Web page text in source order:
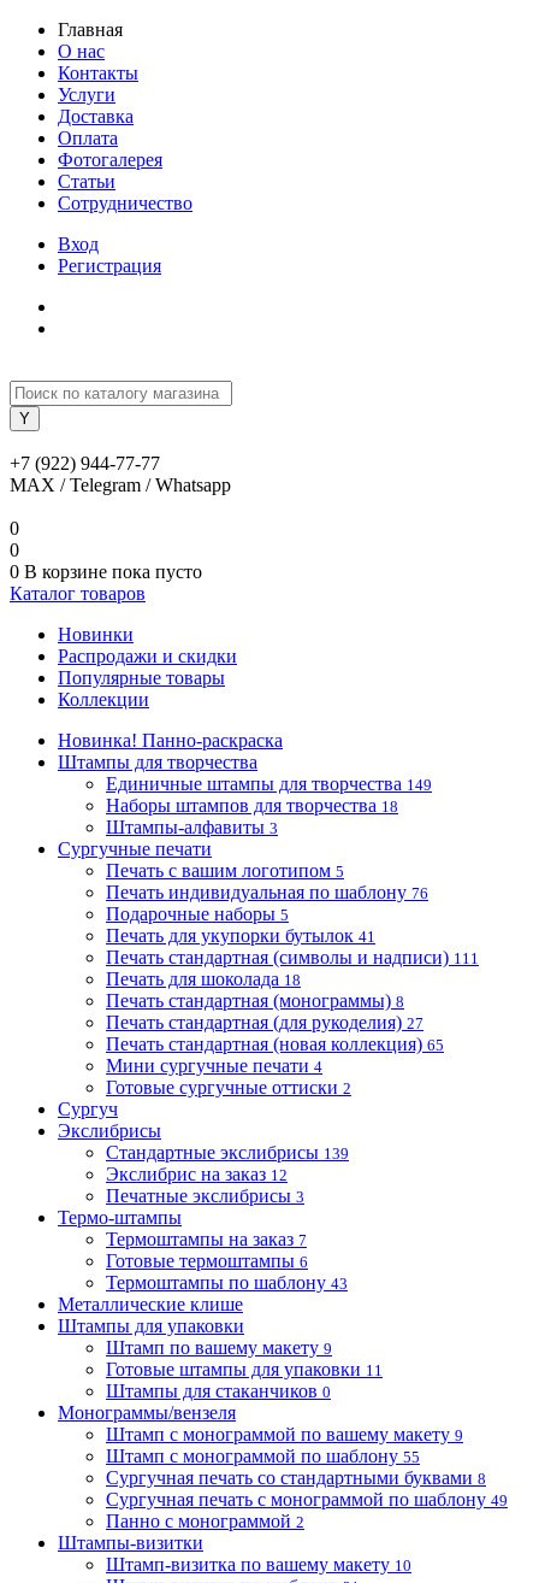
Главная
О нас
Контакты
Услуги
Доставка
Оплата
Фотогалерея
Статьи
Сотрудничество
Вход
Регистрация
+7 (922) 944-77-77
MAX / Telegram / Whatsapp
0
0
0 В корзине пока пусто
Каталог товаров
Новинки
Распродажи и скидки
Популярные товары
Коллекции
Новинка! Панно-раскраска
Штампы для творчества
Единичные штампы для творчества 149
Наборы штампов для творчества 18
Штампы-алфавиты 3
Сургучные печати
Печать с вашим логотипом 5
Печать индивидуальная по шаблону 76
Подарочные наборы 5
Печать для укупорки бутылок 41
Печать стандартная (символы и надписи) 111
Печать для шоколада 18
Печать стандартная (монограммы) 8
Печать стандартная (для рукоделия) 27
Печать стандартная (новая коллекция) 65
Мини сургучные печати 4
Готовые сургучные оттиски 2
Сургуч
Экслибрисы
Стандартные экслибрисы 139
Экслибрис на заказ 12
Печатные экслибрисы 3
Термо-штампы
Термоштампы на заказ 7
Готовые термоштампы 6
Термоштампы по шаблону 43
Металлические клише
Штампы для упаковки
Штамп по вашему макету 9
Готовые штампы для упаковки 11
Штампы для стаканчиков 0
Монограммы/вензеля
Штамп с монограммой по вашему макету 9
Штамп с монограммой по шаблону 55
Сургучная печать со стандартными буквами 8
Сургучная печать с монограммой по шаблону 49
Панно с монограммой 2
Штампы-визитки
Штамп-визитка по вашему макету 10